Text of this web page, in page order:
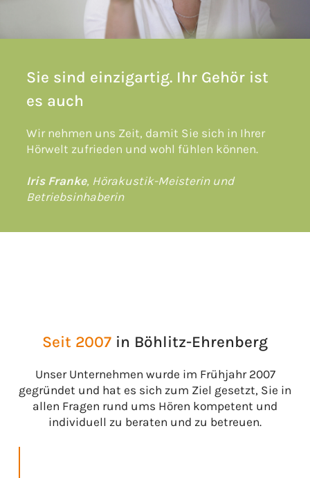
Sie sind einzigartig. Ihr Gehör ist
es auch
Wir nehmen uns Zeit, damit Sie sich in Ihrer
Hörwelt zufrieden und wohl fühlen können.
Iris Franke, Hörakustik-Meisterin und
Betriebsinhaberin
Seit 2007 in Böhlitz-Ehrenberg
Unser Unternehmen wurde im Frühjahr 2007
gegründet und hat es sich zum Ziel gesetzt, Sie in
allen Fragen rund ums Hören kompetent und
individuell zu beraten und zu betreuen.